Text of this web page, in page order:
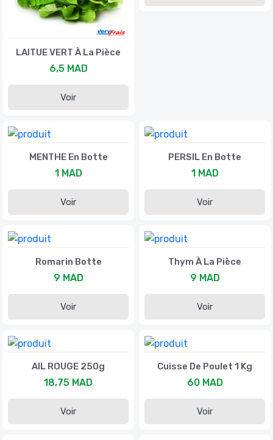
LAITUE VERT À La Pièce
6,5 MAD
Voir
MENTHE En Botte
1 MAD
Voir
PERSIL En Botte
1 MAD
Voir
Romarin Botte
9 MAD
Voir
Thym À La Pièce
9 MAD
Voir
AIL ROUGE 250g
18,75 MAD
Voir
Cuisse De Poulet 1 Kg
60 MAD
Voir